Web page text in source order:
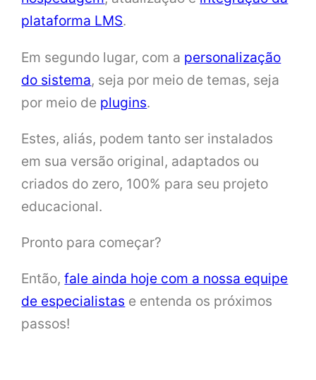
plataforma LMS.
Em segundo lugar, com a personalização
do sistema, seja por meio de temas, seja
por meio de plugins.
Estes, aliás, podem tanto ser instalados
em sua versão original, adaptados ou
criados do zero, 100% para seu projeto
educacional.
Pronto para começar?
Então,fale ainda hoje com a nossa equipe
de especialistas e entenda os próximos
passos!